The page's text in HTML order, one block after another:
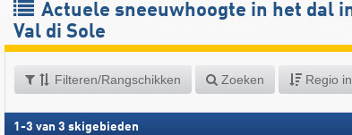
Actuele sneeuwhoogte in het dal
Val di Sole
Filteren/Rangschikken Zoeken Regio
1 -3 van 3 skigebieden